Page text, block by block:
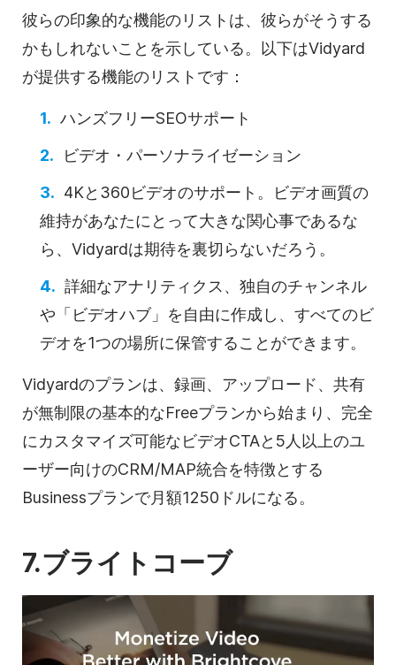
彼らの印象的な機能のリストは、彼らがそうする
かもしれないことを示している。以下はVidyard
が提供する機能のリストです：
ハンズフリーSEOサポート
ビデオ・パーソナライゼーション
4Kと360ビデオのサポート。 ビデオ画質の
維持があなたにとって大きな関心事であるな
ら、Vidyardは期待を裏切らないだろう。
詳細なアナリティクス、独自のチャンネル
や「 ビデオハブ」を自由に作成し、すべてのビ
デオを1つの場所に保管することができます。
Vidyardのプランは、録画、アップロード、共有
が無制限の基本的なFreeプランから始まり、完全
にカスタマイズ可能なビデオCTAと5人以上のユ
ーザー向けのCRM/MAP統合を特徴とする
Businessプランで月額1250ドルになる。
7.ブライトコーブ